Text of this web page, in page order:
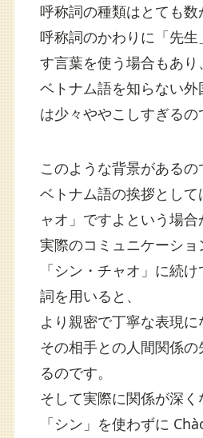
呼称詞の種類はとても数
呼称詞のかわりに「先
す言葉を使う場合もあり、
ベトナム語を知らない
は少々ややこしすぎるの
このような背景があるの
ベトナム語の挨拶とし
ャオ」ですよという場合
実際のコミュニケーショ
「シン・チャオ」に続
詞を用いると、
より親密で丁寧な表現に
その相手との人間関係
るのです。
そして実際に関係が深く
「シン」を使わずに